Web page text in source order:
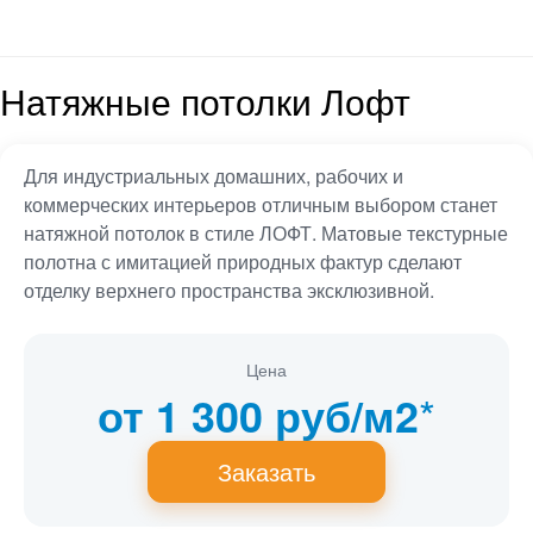
Натяжные потолки Лофт
Для индустриальных домашних, рабочих и
коммерческих интерьеров отличным выбором станет
натяжной потолок в стиле ЛОФТ. Матовые текстурные
полотна с имитацией природных фактур сделают
отделку верхнего пространства эксклюзивной.
Цена
от 1 300 руб/м2*
Заказать